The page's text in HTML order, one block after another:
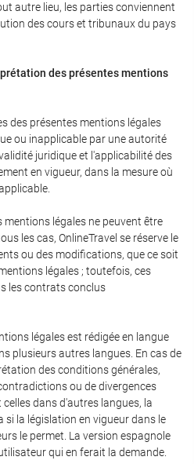
autre lieu, les parties conviennent
des cours et tribunaux du pays
des présentes mentions
des présentes mentions légales
ou inapplicable par une autorité
juridique et l'applicabilité des
en vigueur, dans la mesure où
légales ne peuvent être
les cas, OnlineTravel se réserve le
ou des modifications, que ce soit
légales ; toutefois, ces
les contrats conclus
légales est rédigée en langue
plusieurs autres langues. En cas de
des conditions générales,
ou de divergences
dans d'autres langues, la
si la législation en vigueur dans le
le permet. La version espagnole
qui en ferait la demande.